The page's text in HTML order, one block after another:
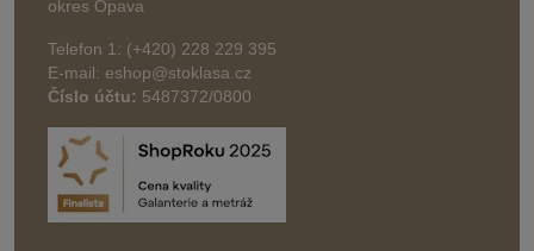
okres Opava
Telefon 1: (+420) 228 229 395
E-mail: eshop@stoklasa.cz
Číslo účtu: 5487372/0800